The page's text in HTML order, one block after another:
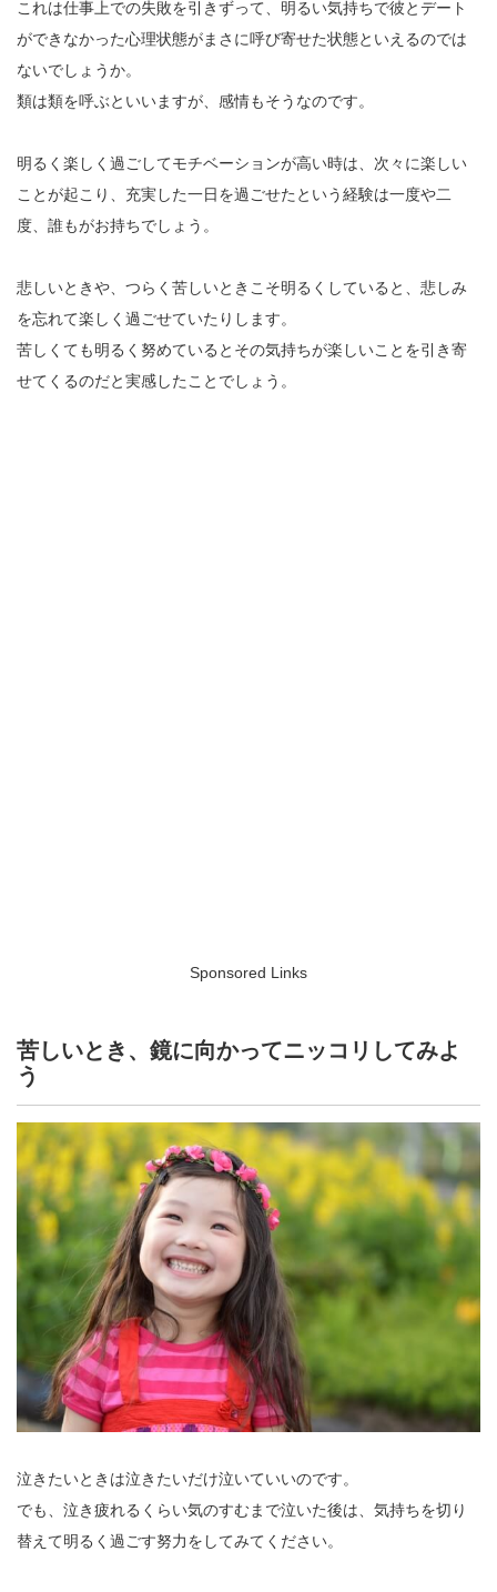
これは仕事上での失敗を引きずって、明るい気持ちで彼とデート
ができなかった心理状態がまさに呼び寄せた状態といえるのでは
ないでしょうか。
類は類を呼ぶといいますが、感情もそうなのです。
明るく楽しく過ごしてモチベーションが高い時は、次々に楽しい
ことが起こり、充実した一日を過ごせたという経験は一度や二
度、誰もがお持ちでしょう。
悲しいときや、つらく苦しいときこそ明るくしていると、悲しみ
を忘れて楽しく過ごせていたりします。
苦しくても明るく努めているとその気持ちが楽しいことを引き寄
せてくるのだと実感したことでしょう。
Sponsored Links
苦しいとき、鏡に向かってニッコリしてみよ
う
泣きたいときは泣きたいだけ泣いていいのです。
でも、泣き疲れるくらい気のすむまで泣いた後は、気持ちを切り
替えて明るく過ごす努力をしてみてください。